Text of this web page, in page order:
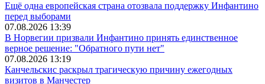
Ещё одна европейская страна отозвала поддержку Инфантино
перед выборами
07.08.2026 13:39
В Норвегии призвали Инфантино принять единственное
верное решение: "Обратного пути нет"
07.08.2026 13:19
Канчельскис раскрыл трагическую причину ежегодных
визитов в Манчестер